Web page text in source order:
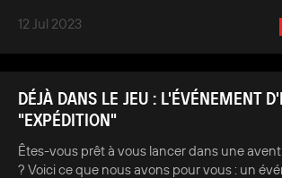
12 Jul 2023
DÉJÀ DANS LE JEU : L'ÉVÉNEMENT
"EXPÉDITION"
Êtes-vous prêt à vous lancer dans une
? Voici ce que nous avons pour vous : un